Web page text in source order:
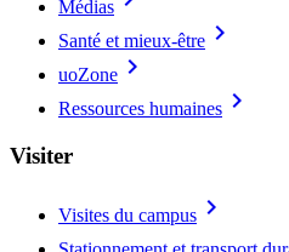
Médias
Santé et mieux-être chevron_right
uoZone chevron_right
Ressources humaines chevron_right
Visiter
Visites du campus chevron_right